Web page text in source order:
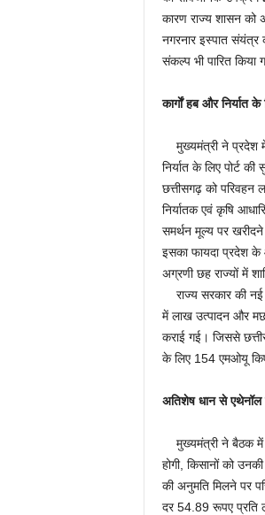
कारण राज्य शासन को
नगरनार इस्पात संयंत्र
संकल्प भी पारित किया
कार्गाें हब और निर्यात
मुख्यमंत्री ने प्रदेश में
निर्यात के लिए पोर्ट
छत्तीसगढ़ को परिवहन
निर्यातक एवं कृषि
समर्थन मूल्य पर खरीदने
इसका फायदा प्रदेश के
अग्रणी छह राज्यों में
राज्य सरकार की नई
में लाख उत्पादन और
कराई गई। जिससे
के लिए 154 एमओयू
अतिशेष धान से एथेनॉल
मुख्यमंत्री ने बैठक में
होगी, किसानों को
की अनुमति मिलने पर
दर 54.89 रूपए प्रति